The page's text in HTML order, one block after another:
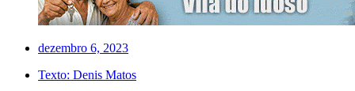
dezembro 6, 2023
Texto: Denis Matos